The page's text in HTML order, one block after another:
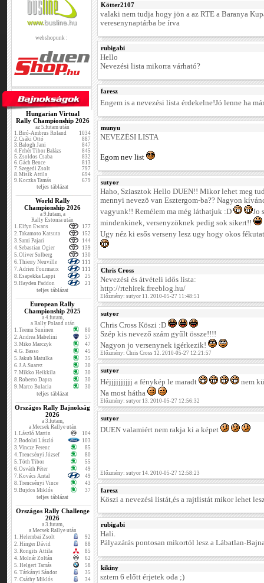
webshopunk :
Hungarian Virtual
Rally Championship 2026
az 5.futam után
1.Biró-Ambrus Roland
1034
2.Csáki Ottó
887
3.Balogh Jani
847
4.Fehér Tibor Balázs
845
5.Zsoldos Csaba
832
6.Gách Bence
813
7.Szegedi Zsolt
797
8.Misik Attila
694
9.Koczka Tamás 679
teljes táblázat
World Rally
Championship 2026
a 9.futam, a
Rally Estonia után
1.Elfyn Ewans
177
2.Takamoto Katsuta
152
3.Sami Pajari
144
4.Sebastian Ogier
139
5.Oliver Solberg
130
6.Thierry Neuville
111
7.Adrien Fourmaux
111
8.Esapekka Lappi
25
9.Hayden Paddon 21
teljes táblázat
European Rally
Championship 2025
a 4.futam,
a Rally Poland után
1.Teemu Suninen
80
2.Andrea Mabelini
57
3.Miko Marczyk
47
4.G. Basso
45
5.Jakub Matulka
35
6.J.A.Suarez
30
7.Mikko Heikkila
30
8.Roberto Dapra
30
9.Marco Bulacia 30
teljes táblázat
Országos Rally Bajnokság
2026
a 3.futam,
a Mecsek Rallye után
1.László Martin
104
2.Bodolai László
103
3.Vincze Ferenc
85
4.Trencsényi József
80
5.Tóth Tibor
55
6.Osváth Péter
49
7.Kovács Antal
49
8.Trencsényi Vince
43
9.Bujdos Miklós 37
teljes táblázat
Országos Rally Challenge
2026
a 3.futam,
a Mecsek Rallye után
1. Helembai Zsolt
92
2. Hinger Dávid
88
3. Rongits Attila
85
4. Molnár Zoltán
62
5. Helgert Tamás
58
6. Tárkányi Sándor
35
7. Csáthy Miklós
34
Kötter2107
valaki nem tudja hogy jön a az RTE a Baranya
veresenynaptárba be írva
rubigabi
Hello
Nevezési lista mikorra várható?
faresz
Engem is a nevezési lista érdekelne!Jó lenne ha
munyu
NEVEZÉSI LISTA
Egom nev list
sutyor
Haho, Sziasztok Hello DUEN!! Mikor lehet meg
mennyi nevezö van Esztergom-ba?? Nagyon
vagyunk!! Remélem ma még láthatjuk :D
Jo
mindenkinek, versenyzöknek pedig sok sikert!!
Ugy néz ki esős verseny lesz ugy hogy okos
Chris Cross
Nevezési és átvételi idős lista:
http://rtehirek.freeblog.hu/
Előzmény: sutyor 11. 2010-05-27 11:48:51
sutyor
Chris Cross Köszi :D
Szép kis nevező szám gyűlt össze!!!!
Nagyon jo versenynek igérkezik!
Előzmény: Chris Cross 12. 2010-05-27 12:21:57
sutyor
Héjjjjjjjjjj a fénykép le maradt
nem
Na most hátha
Előzmény: sutyor 13. 2010-05-27 12:56:32
sutyor
DUEN valamiért nem rakja ki a képet
Előzmény: sutyor 14. 2010-05-27 12:58:23
faresz
Köszi a nevezési listát,és a rajtlistát mikor lehet
rubigabi
Hali.
Pályazárás pontosan mikortól lesz a Lábatlan-
kikiny
sztem 6 előtt érjetek oda ;)